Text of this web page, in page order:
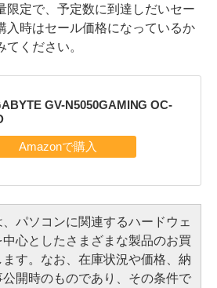
定で、予定数に到達しだいセー
入時はセール価格になっているか
ください。
GV-N5050GAMING OC-
パソコンに関連するハードウェ
心としたさまざまな製品のお買
す。なお、在庫状況や価格、納
開時のものであり、その条件で